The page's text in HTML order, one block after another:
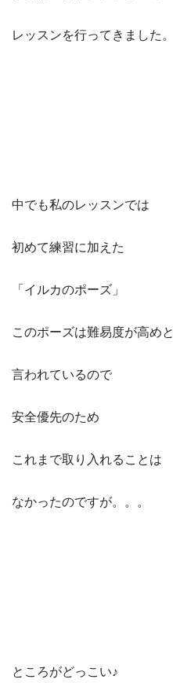
レッスンを行ってきました。
中でも私のレッスンでは
初めて練習に加えた
「イルカのポーズ」
このポーズは難易度が高めと
言われているので
安全優先のため
これまで取り入れることは
なかったのですが。。。
ところがどっこい♪